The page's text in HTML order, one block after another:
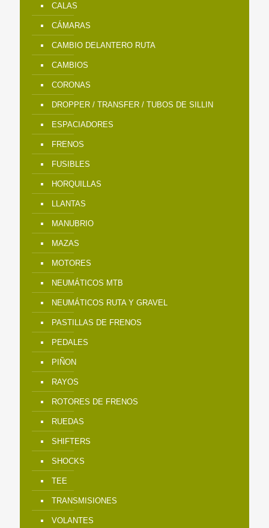
CALAS
CÁMARAS
CAMBIO DELANTERO RUTA
CAMBIOS
CORONAS
DROPPER / TRANSFER / TUBOS DE SILLIN
ESPACIADORES
FRENOS
FUSIBLES
HORQUILLAS
LLANTAS
MANUBRIO
MAZAS
MOTORES
NEUMÁTICOS MTB
NEUMÁTICOS RUTA Y GRAVEL
PASTILLAS DE FRENOS
PEDALES
PIÑON
RAYOS
ROTORES DE FRENOS
RUEDAS
SHIFTERS
SHOCKS
TEE
TRANSMISIONES
VOLANTES